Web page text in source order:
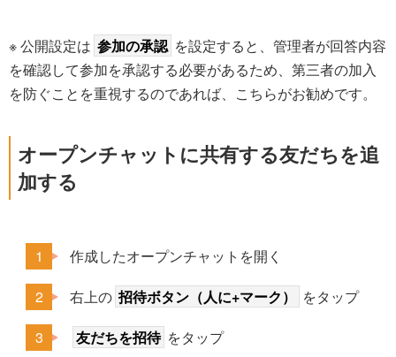
※ 公開設定は 参加の承認 を設定すると、管理者が回答内容
を確認して参加を承認する必要があるため、第三者の加入
を防ぐことを重視するのであれば、こちらがお勧めです。
オープンチャットに共有する友だちを追
加する
作成したオープンチャットを開く
右上の 招待ボタン（人に+マーク）
をタップ
友だちを招待 をタップ